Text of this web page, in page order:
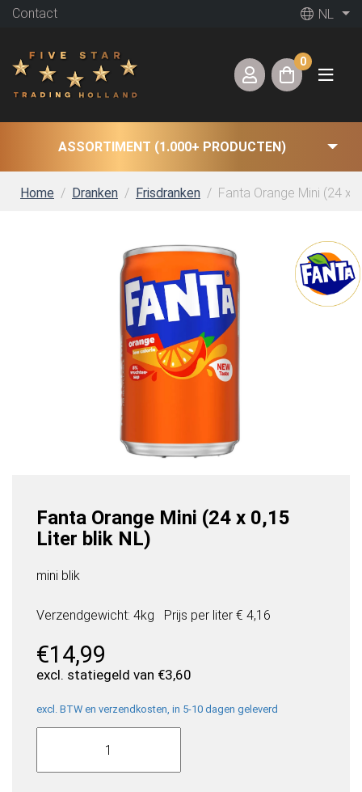
Contact NL
0
ASSORTIMENT (1.000+ PRODUCTEN)
Home Dranken Frisdranken Fanta Orange Mini (24 x
Fanta Orange Mini (24 x 0,15
Liter blik NL)
mini blik
Verzendgewicht: 4kg Prijs per liter € 4,16
€14,99
excl. statiegeld van €3,60
excl. BTW en verzendkosten, in 5-10 dagen geleverd
Fanta
Mini